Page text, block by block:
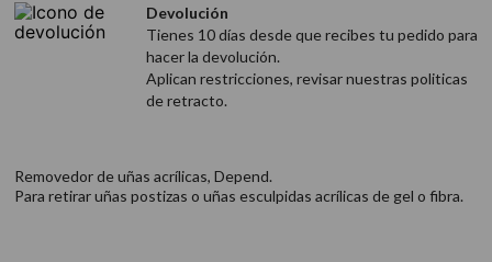
Devolución
Tienes 10 días desde que recibes tu pedido para
hacer la devolución.
Aplican restricciones, revisar nuestras politicas
de retracto.
Removedor de uñas acrílicas, Depend.
Para retirar uñas postizas o uñas esculpidas acrílicas de gel o fibra.